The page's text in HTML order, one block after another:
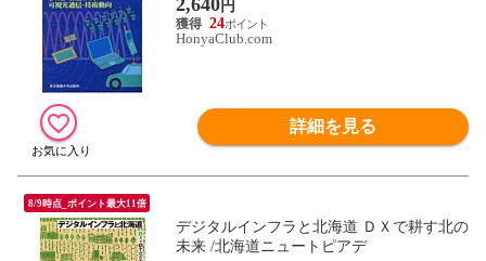
2,640円
24
HonyaClub.com
詳細を見る
8/9時点_ポイント最大11倍
デジタルインフラと北海道 ＤＸで耕す北の
未来 /北海道ニュートピアデ